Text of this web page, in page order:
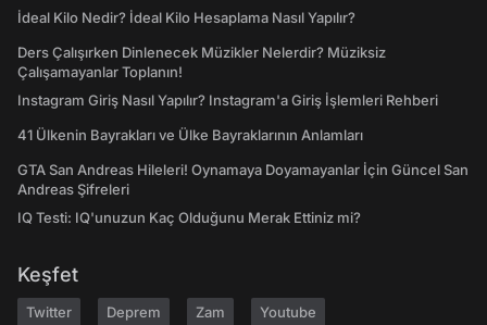
İdeal Kilo Nedir? İdeal Kilo Hesaplama Nasıl Yapılır?
Ders Çalışırken Dinlenecek Müzikler Nelerdir? Müziksiz
Çalışamayanlar Toplanın!
Instagram Giriş Nasıl Yapılır? Instagram'a Giriş İşlemleri Rehberi
41 Ülkenin Bayrakları ve Ülke Bayraklarının Anlamları
GTA San Andreas Hileleri! Oynamaya Doyamayanlar İçin Güncel San
Andreas Şifreleri
IQ Testi: IQ'unuzun Kaç Olduğunu Merak Ettiniz mi?
Keşfet
Twitter Deprem Zam Youtube